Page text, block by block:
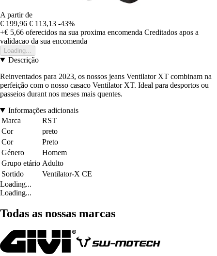
A partir de
€ 199,96 € 113,13 -43%
+€ 5,66 oferecidos na sua proxima encomenda Creditados apos a
validacao da sua encomenda
Loading...
Descrição
Reinventados para 2023, os nossos jeans Ventilator XT combinam na
perfeição com o nosso casaco Ventilator XT. Ideal para desportos ou
passeios durant nos meses mais quentes.
Informações adicionais
Marca
RST
Cor
preto
Cor
Preto
Género
Homem
Grupo etário Adulto
Sortido
Ventilator-X CE
Loading...
Loading...
Todas as nossas marcas